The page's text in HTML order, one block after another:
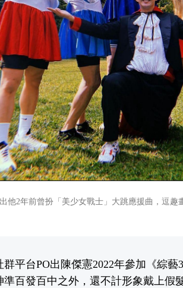
他2年前曾扮「美少女戰士」大跳應援曲，逗趣
群平台PO出陳傑憲2022年參加《綜
準百發百中之外，還不計形象戴上假